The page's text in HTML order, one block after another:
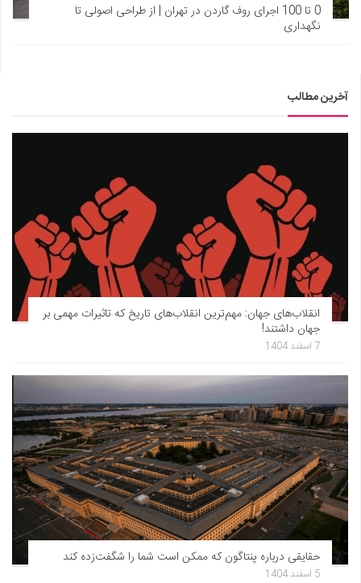
0 تا 100 اجرای روف گاردن در تهران | از طراحی اصولی تا
نگهداری
آخرین مطالب
انقلاب‌های جهان: مهم‌ترین انقلاب‌های تاریخ که تاثیرات مهمی بر
جهان داشتند!
7 اسفند 1404
حقایقی درباره پنتاگون که ممکن است شما را شگفت‌زده کند
5 اسفند 1404